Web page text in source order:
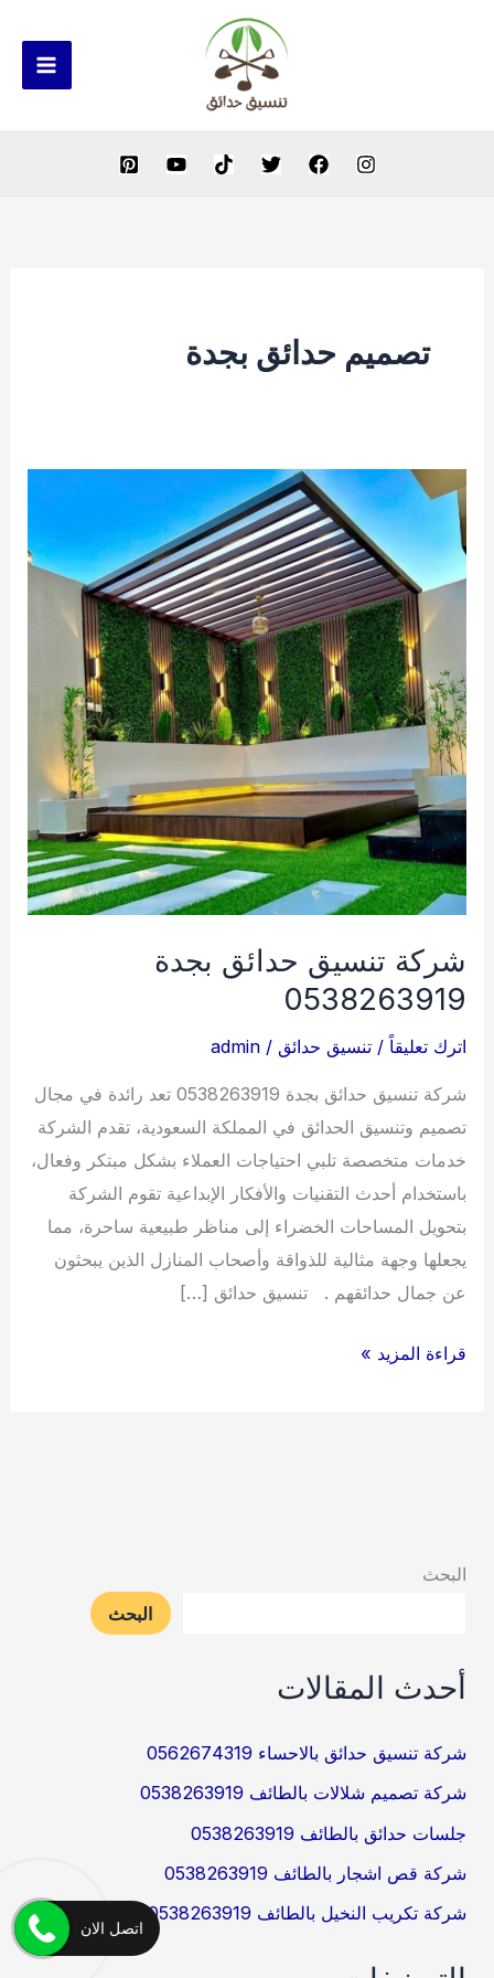
تصميم حدائق بجدة
شركة تنسيق حدائق بجدة
0538263919
اترك تعليقاً /تنسيق حدائق /
admin
شركة تنسيق حدائق بجدة 0538263919 تعد رائدة في مجال
تصميم وتنسيق الحدائق في المملكة السعودية، تقدم الشركة
خدمات متخصصة تلبي احتياجات العملاء بشكل مبتكر وفعال،
باستخدام أحدث التقنيات والأفكار الإبداعية تقوم الشركة
بتحويل المساحات الخضراء إلى مناظر طبيعية ساحرة، مما
يجعلها وجهة مثالية للذواقة وأصحاب المنازل الذين يبحثون
عن جمال حدائقهم . تنسيق حدائق […]
شركة
قراءة المزيد »
البحث
البحث
أحدث المقالات
شركة تنسيق حدائق بالاحساء 0562674319
شركة تصميم شلالات بالطائف 0538263919
جلسات حدائق بالطائف 0538263919
شركة قص اشجار بالطائف 0538263919
شركة تكريب النخيل بالطائف 0538263919
اتصل الان